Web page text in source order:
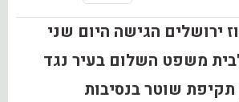
ירושלים הגישה היום שני
משפט השלום בעיר נגד
תקיפת שוטר בנסיבות